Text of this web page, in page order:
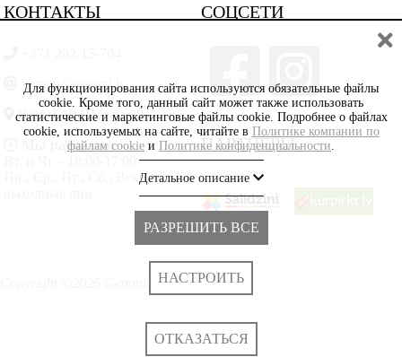
КОНТАКТЫ
gemmi@gemmi.lv
Rīga, Lāčplēšā iela 88
Мы работаем:
Пн., Ср., Пт., Сб., Вскр. -
СОЦСЕТИ
ПАРТНЁРЫ
Copyright ©2026 Gemmi.lv
Для функционирования сайта используются обязательные файлы
cookie. Кроме того, данный сайт может также использовать
статистические и маркетинговые файлы cookie. Подробнее о файлах
cookie, используемых на сайте, читайте в Политике компании по
файлам cookie и Политике конфиденциальности.
Детальное описание
РАЗРЕШИТЬ ВСЕ
НАСТРОИТЬ
ОТКАЗАТЬСЯ